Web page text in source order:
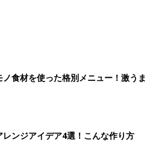
食材を使った格別メニュー！激うま
ンジアイデア4選！こんな作り方